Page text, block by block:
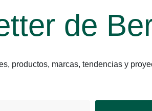
de
productos, marcas, tendencias y